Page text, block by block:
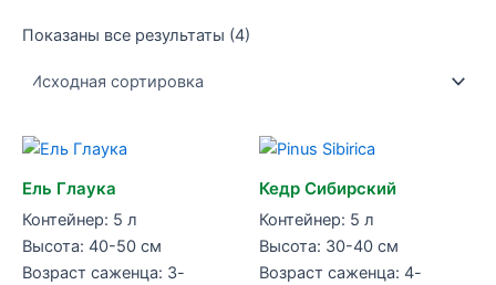
Показаны все результаты (4)
Ель Глаука
Контейнер: 5 л
Высота: 40-50 см
Возраст саженца: 3-
Кедр Сибирский
Контейнер: 5 л
Высота: 30-40 см
Возраст саженца: 4-